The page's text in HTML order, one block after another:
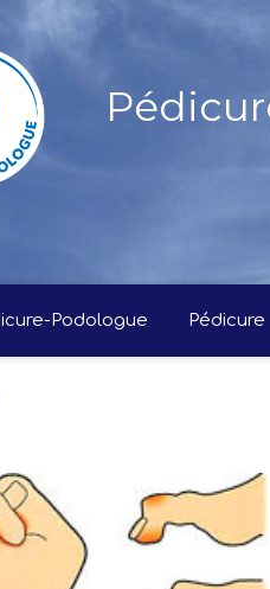
Podologue Pédicure